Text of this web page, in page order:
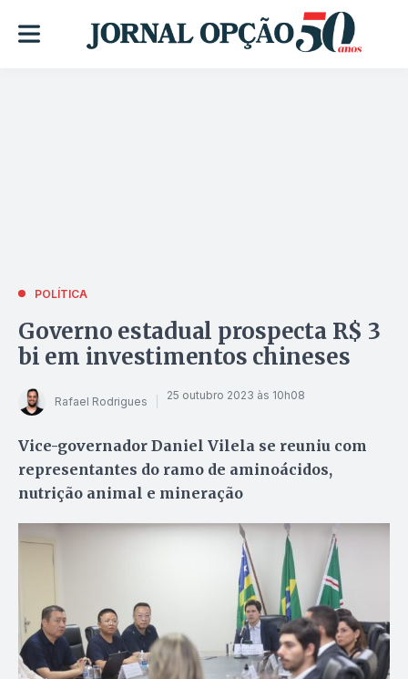
POLÍTICA
Governo estadual prospecta R$ 3
bi em investimentos chineses
Rafael Rodrigues 25 outubro 2023 às 10h08
Vice-governador Daniel Vilela se reuniu com
representantes do ramo de aminoácidos,
nutrição animal e mineração